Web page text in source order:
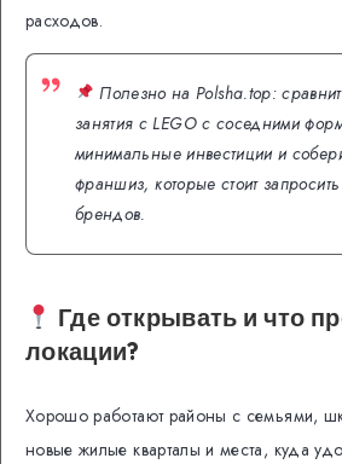
расходов.
Полезно на Polsha.top:
занятия с LEGO с соседними
минимальные инвестиции и
франшиз, которые стоит
брендов.
Где открывать и что
локации?
Хорошо работают районы с семьями,
новые жилые кварталы и места, куда